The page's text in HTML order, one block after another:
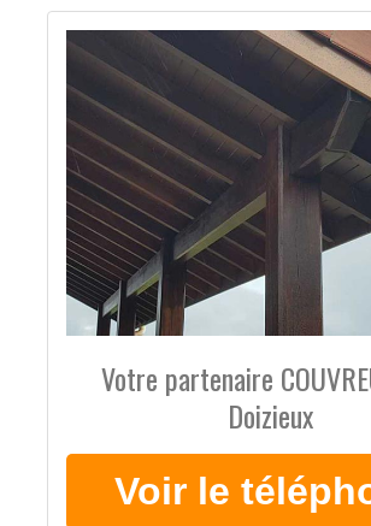
Votre partenaire
Doizieux